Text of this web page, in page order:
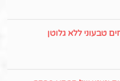
טבעוני ללא גלוטן